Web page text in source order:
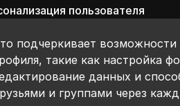
пользователя
подчеркивает
такие как настройка
данных и
и группами через